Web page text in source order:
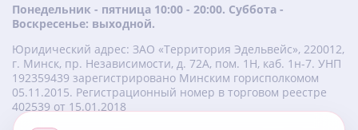
Понедельник - пятница 10:00 - 20:00. Суббота -
Воскресенье: выходной.
Юридический адрес: ЗАО «Территория Эдельвейс», 220012,
г. Минск, пр. Независимости, д. 72А, пом. 1Н, каб. 1н-7. УНП
‎192359439 зарегистрировано Минским горисполкомом
05.11.2015. Регистрационный номер в торговом реестре
402539 от 15.01.2018